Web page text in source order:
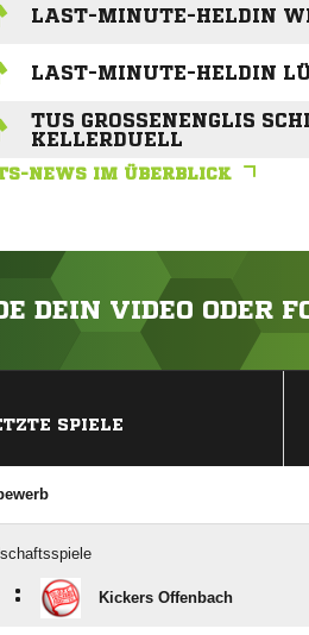
LAST-MINUTE-HELDIN
LAST-MINUTE-HELDIN
TUS GROSSENENGLIS
ELLERDUELL
NEWS IM ÜBERBLICK
DEIN VIDEO ODER
SPIELE
: Kickers Offenbach